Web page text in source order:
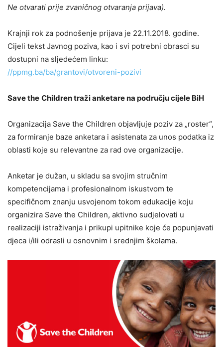
Ne otvarati prije zvaničnog otvaranja prijava).
Krajnji rok za podnošenje prijava je 22.11.2018. godine.
Cijeli tekst Javnog poziva, kao i svi potrebni obrasci su
dostupni na sljedećem linku:
//ppmg.ba/ba/grantovi/otvoreni-pozivi
Save the Childrentraži anketare na području cijele BiH
Organizacija Save the Children objavljuje poziv za „roster“,
za formiranje baze anketara i asistenata za unos podatka iz
oblasti koje su relevantne za rad ove organizacije.
Anketar je dužan, u skladu sa svojim stručnim
kompetencijama i profesionalnom iskustvom te
specifičnom znanju usvojenom tokom edukacije koju
organizira Save the Children, aktivno sudjelovati u
realizaciji istraživanja i prikupi upitnike koje će popunjavati
djeca i/ili odrasli u osnovnim i srednjim školama.